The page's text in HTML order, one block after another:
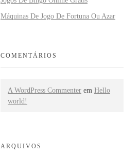
Máquinas De Jogo De Fortuna Ou Azar
COMENTÁRIOS
A WordPress Commenter em Hello
world!
ARQUIVOS